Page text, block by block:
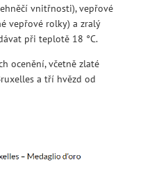
vnitřnosti), vepřové
vepřové rolky) a zralý
při teplotě 18 °C.
ocenění, včetně zlaté
a tří hvězd od